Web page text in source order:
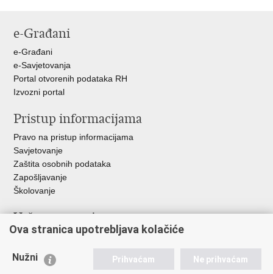
FacebookuTwitteru
e-Građani
e-Građani
e-Savjetovanja
Portal otvorenih podataka RH
Izvozni portal
Pristup informacijama
Pravo na pristup informacijama
Savjetovanje
Zaštita osobnih podataka
Zapošljavanje
Školovanje
Važne poveznice
Ministarstvo unutarnjih poslova
Udruge
Ova stranica upotrebljava kolačiće
Nužni Prihvaćam Ne prihvaćam